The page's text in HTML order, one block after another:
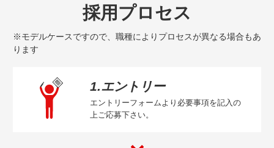
採用プロセス
※モデルケースですので、職種によりプロセスが異なる場合もあ
ります
1.エントリー
エントリーフォームより必要事項を記入の
上ご応募下さい。